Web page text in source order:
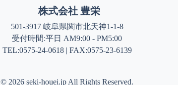
株式会社 豊栄
501-3917 岐阜県関市北天神1-1-8
受付時間:平日 AM9:00 - PM5:00
TEL:0575-24-0618 | FAX:0575-23-6139
© 2026 seki-houei.jp All Rights Reserved.